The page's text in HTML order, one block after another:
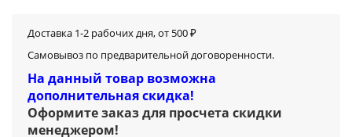
Доставка 1-2 рабочих дня, от 500 ₽
Самовывоз по предварительной договоренности.
На данный товар возможна
дополнительная скидка!
Оформите заказ для просчета скидки
менеджером!